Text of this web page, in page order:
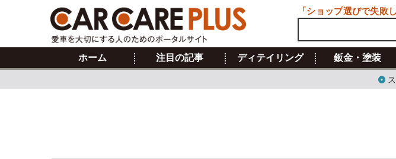
ホーム 注目の記事 ディテイリング 鈑金・塗装
「ショップ選びで失敗